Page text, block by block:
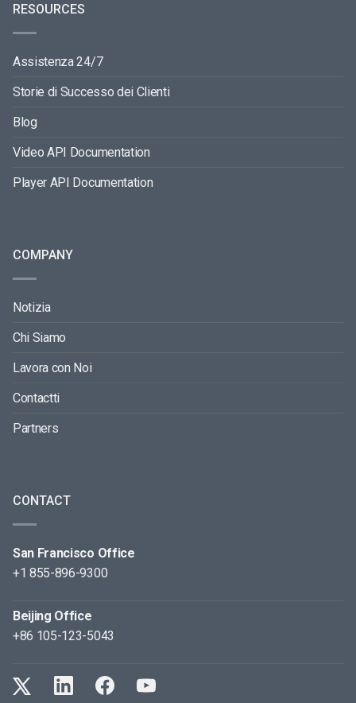
RESOURCES
Assistenza 24/7
Storie di Successo dei Clienti
Blog
Video API Documentation
Player API Documentation
COMPANY
Notizia
Chi Siamo
Lavora con Noi
Contactti
Partners
CONTACT
San Francisco Office
+1 855-896-9300
Beijing Office
+86 105-123-5043